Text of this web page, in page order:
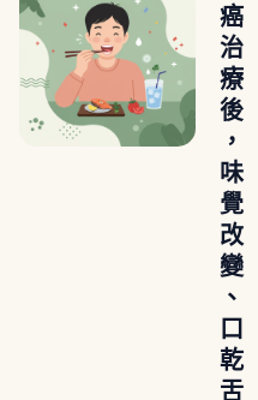
癌
治
療
後
，
味
覺
改
變
、
口
乾
舌